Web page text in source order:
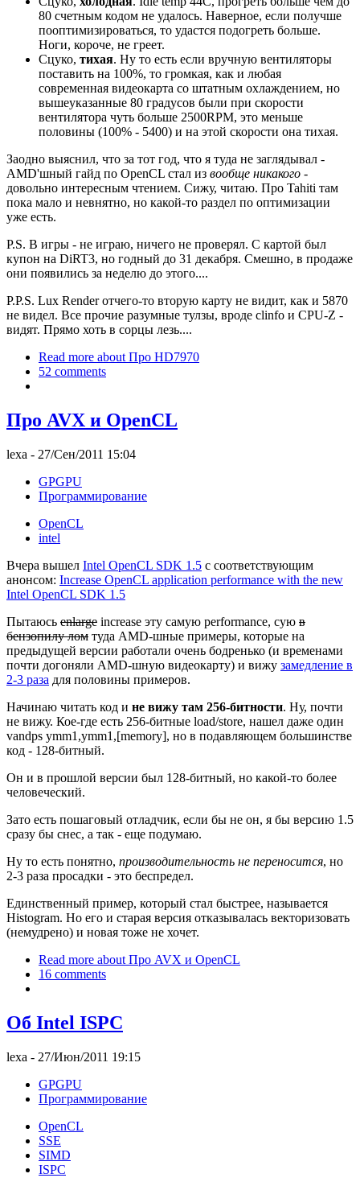
80 счетным кодом не удалось. Наверное, если получше
пооптимизироваться, то удастся подогреть больше.
Ноги, короче, не греет.
Сцуко, тихая. Ну то есть если вручную вентиляторы
поставить на 100%, то громкая, как и любая
современная видеокарта со штатным охлаждением, но
вышеуказанные 80 градусов были при скорости
вентилятора чуть больше 2500RPM, это меньше
половины (100% - 5400) и на этой скорости она тихая.
Заодно выяснил, что за тот год, что я туда не заглядывал -
AMD'шный гайд по OpenCL стал из вообще никакого -
довольно интересным чтением. Сижу, читаю. Про Tahiti там
пока мало и невнятно, но какой-то раздел по оптимизации
уже есть.
P.S. В игры - не играю, ничего не проверял. С картой был
купон на DiRT3, но годный до 31 декабря. Смешно, в продаже
они появились за неделю до этого....
P.P.S. Lux Render отчего-то вторую карту не видит, как и 5870
не видел. Все прочие разумные тулзы, вроде clinfo и CPU-Z -
видят. Прямо хоть в сорцы лезь....
Read more about Про HD7970
52 comments
Про AVX и OpenCL
lexa - 27/Сен/2011 15:04
GPGPU
Программирование
OpenCL
intel
Вчера вышел Intel OpenCL SDK 1.5 с соответствующим
анонсом: Increase OpenCL application performance with the new
Intel OpenCL SDK 1.5
Пытаюсь enlarge increase эту самую performance, сую в
бензопилу лом туда AMD-шные примеры, которые на
предыдущей версии работали очень бодренько (и временами
почти догоняли AMD-шную видеокарту) и вижу замедление в
2-3 раза для половины примеров.
Начинаю читать код и не вижу там 256-битности. Ну, почти
не вижу. Кое-где есть 256-битные load/store, нашел даже один
vandps ymm1,ymm1,[memory], но в подавляющем большинстве
код - 128-битный.
Он и в прошлой версии был 128-битный, но какой-то более
человеческий.
Зато есть пошаговый отладчик, если бы не он, я бы версию 1.5
сразу бы снес, а так - еще подумаю.
Ну то есть понятно, производительность не переносится, но
2-3 раза просадки - это беспредел.
Единственный пример, который стал быстрее, называется
Histogram. Но его и старая версия отказывалась векторизовать
(немудрено) и новая тоже не хочет.
Read more about Про AVX и OpenCL
16 comments
Об Intel ISPC
lexa - 27/Июн/2011 19:15
GPGPU
Программирование
OpenCL
SSE
SIMD
ISPC